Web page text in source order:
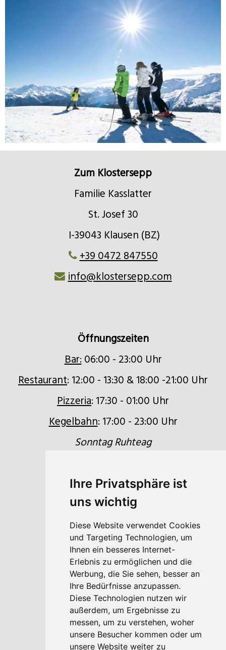
Ihre Privatsphäre ist
uns wichtig
Diese Website verwendet Cookies
und Targeting Technologien, um
Ihnen ein besseres Internet-
Erlebnis zu ermöglichen und die
Werbung, die Sie sehen, besser an
Ihre Bedürfnisse anzupassen.
Diese Technologien nutzen wir
außerdem, um Ergebnisse zu
messen, um zu verstehen, woher
unsere Besucher kommen oder um
unsere Website weiter zu
Zum Klostersepp
Familie Kasslatter
St. Josef 30
I-39043 Klausen (BZ)
+39 0472 847550
info@klostersepp.com
Öffnungszeiten
Bar:06:00 - 23:00 Uhr
Restaurant: 12:00 - 13:30 & 18:00 -21:00 Uhr
Pizzeria: 17:30 - 01:00 Uhr
Kegelbahn: 17:00 - 23:00 Uhr
Sonntag Ruhteag
Quicklinks
Anfrage
Buchen
Gutscheine
Lage & Anfahrt
Newsletter